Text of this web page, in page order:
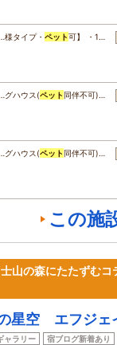
…様タイプ・ ペット可】 ・1…
…グハウス(ペット 同伴不可)…
…グハウス(ペット 同伴不可)…
この施
山の森にたたずむコ
星空 エフジェ
ャラリー 宿ブログ新着あり